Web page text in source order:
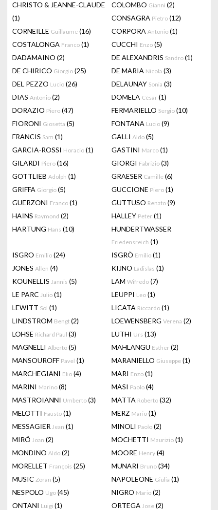
CHRISTO & JEANNE-CLAUDE
(1)
COLOMBO Gianni (2)
CONSAGRA Pietro (12)
CORNEILLE Guillaume (16) CORPORA Antonio (1)
COSTALONGA Franco (1) CUCCHI Enzo (5)
DADAMAINO (2) DE ALEXANDRIS Sandro (1)
DE CHIRICO Giorgio (25) DE MARIA Nicola (3)
DEL PEZZO Lucio (26) DELAUNAY Sonia (3)
DIAS Antonio (2) DOMELA César (1)
DORAZIO Piero (47) FERMARIELLO Sergio (10)
FIORONI Giosetta (5) FONTANA Lucio (9)
FRANCIS Sam (1) GALLI Aldo (5)
GARCIA-ROSSI Horacio (1) GASTINI Marco (1)
GILARDI Piero (16) GIORGI Fabrizio (3)
GOTTLIEB Adolph (1) GRAESER Camille (6)
GRIFFA Giorgio (5) GUCCIONE Piero (1)
GUERZONI Franco (1) GUTTUSO Renato (9)
HAINS Raymond (2) HALLEY Peter (1)
HARTUNG Hans (10) HUNDERTWASSER
Friedensreich (1)
ISGRO Emilio (24) ISGRÒ Emilio (1)
JONES Allen (4) KIJNO Ladislas (1)
KOUNELLIS Jannis (5) LAM Wifredo (7)
LE PARC Julio (1) LEUPPI Leo (1)
LEWITT Sol (1) LICATA Riccardo (1)
LINDSTROM Bengt (2) LOEWENSBERG Verena (2)
LOHSE Richard Paul (3) LÜTHI Urs (13)
MAGNELLI Alberto (5) MAHLANGU Esther (2)
MANSOUROFF Pavel (1) MARANIELLO Giuseppe (1)
MARCHEGIANI Elio (4) MARI Enzo (1)
MARINI Marino (8) MASI Paolo (4)
MASTROIANNI Umberto (3) MATTA Roberto (32)
MELOTTI Fausto (1) MERZ Mario (1)
MESSAGIER Jean (1) MINOLI Paolo (2)
MIRÓ Joan (2) MOCHETTI Maurizio (1)
MONDINO Aldo (2) MOORE Henry (4)
MORELLET François (25) MUNARI Bruno (34)
MUSIC Zoran (5) NAPOLEONE Giulia (1)
NESPOLO Ugo (45) NIGRO Mario (2)
ONTANI Luigi (1) ORTEGA Jose (2)